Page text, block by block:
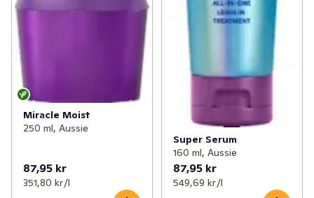
Miracle Moist
250 ml, Aussie
87,95 kr
351,80 kr /l
Super Serum
160 ml, Aussie
87,95 kr
549,69 kr /l